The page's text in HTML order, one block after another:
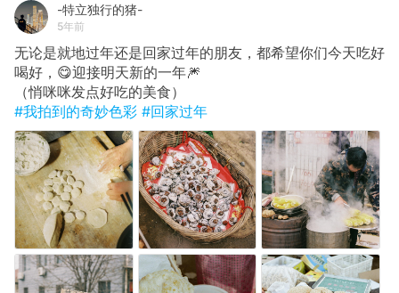
-特立独行的猪-
5年前
无论是就地过年还是回家过年的朋友，都希望你们今天吃好
喝好，😋迎接明天新的一年🎆
（悄咪咪发点好吃的美食）
#我拍到的奇妙色彩 #回家过年